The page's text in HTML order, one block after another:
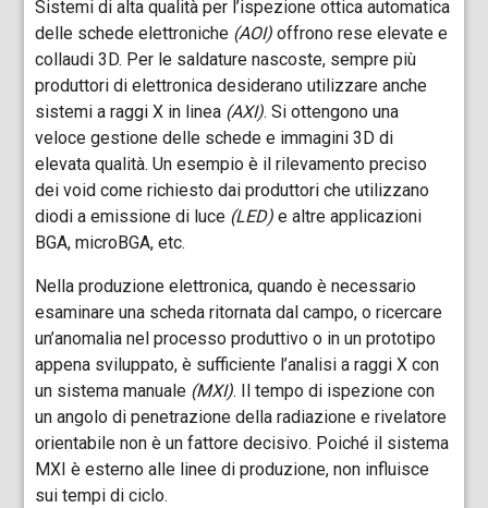
Sistemi di alta qualità per l’ispezione ottica automatica
delle schede elettroniche (AOI) offrono rese elevate e
collaudi 3D. Per le saldature nascoste, sempre più
produttori di elettronica desiderano utilizzare anche
sistemi a raggi X in linea (AXI). Si ottengono una
veloce gestione delle schede e immagini 3D di
elevata qualità. Un esempio è il rilevamento preciso
dei void come richiesto dai produttori che utilizzano
diodi a emissione di luce (LED) e altre applicazioni
BGA, microBGA, etc.
Nella produzione elettronica, quando è necessario
esaminare una scheda ritornata dal campo, o ricercare
un’anomalia nel processo produttivo o in un prototipo
appena sviluppato, è sufficiente l’analisi a raggi X con
un sistema manuale (MXI). Il tempo di ispezione con
un angolo di penetrazione della radiazione e rivelatore
orientabile non è un fattore decisivo. Poiché il sistema
MXI è esterno alle linee di produzione, non influisce
sui tempi di ciclo.